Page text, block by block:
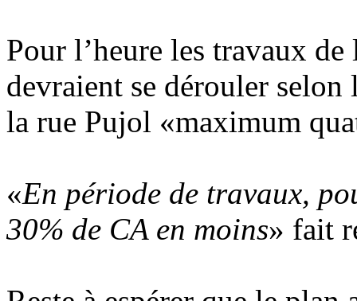
Pour l’heure les travaux
devraient se dérouler selon
la rue Pujol «maximum
«En période de travaux,
30% de CA en moins» fait